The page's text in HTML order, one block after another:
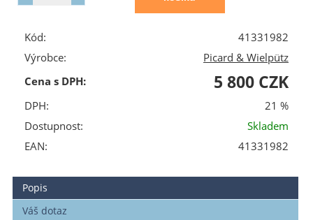
Kód:
41331982
Výrobce:
Picard & Wielpütz
Cena s DPH:
5 800 CZK
DPH:
21 %
Dostupnost:
Skladem
EAN:
41331982
Popis
Váš dotaz